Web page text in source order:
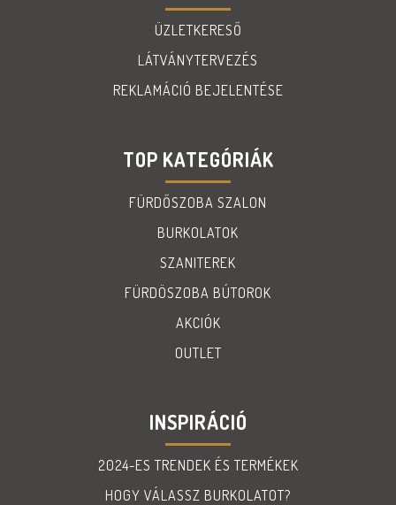
ÜZLETKERESŐ
LÁTVÁNYTERVEZÉS
REKLAMÁCIÓ BEJELENTÉSE
TOP KATEGÓRIÁK
FÜRDŐSZOBA SZALON
BURKOLATOK
SZANITEREK
FÜRDÖSZOBA BÚTOROK
AKCIÓK
OUTLET
INSPIRÁCIÓ
2024-ES TRENDEK ÉS TERMÉKEK
HOGY VÁLASSZ BURKOLATOT?